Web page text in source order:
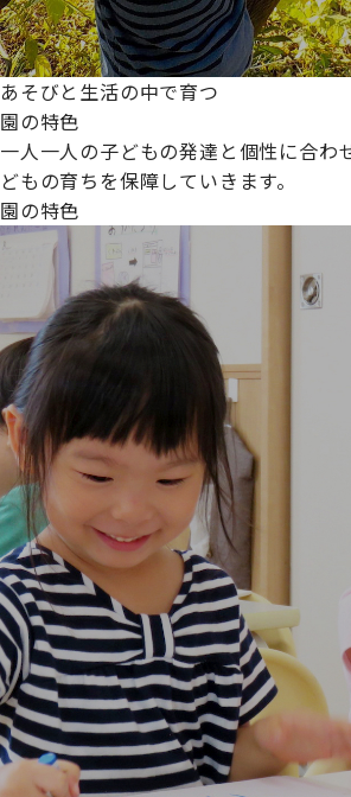
あそびと生活の中で育つ
園の特色
一人一人の子どもの発達と個性に合わ
どもの育ちを保障していきます。
園の特色